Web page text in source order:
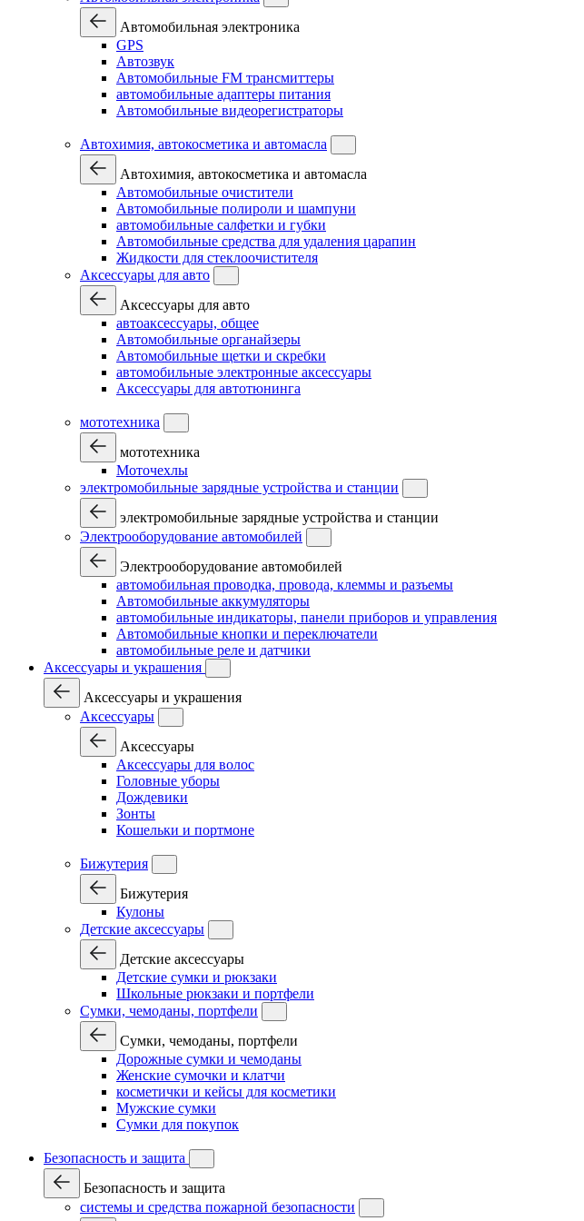
Автомобильная электроника
GPS
Автозвук
Автомобильные FM трансмиттеры
автомобильные адаптеры питания
Автомобильные видеорегистраторы
Автохимия, автокосметика и автомасла
Автохимия, автокосметика и автомасла
Автомобильные очистители
Автомобильные полироли и шампуни
автомобильные салфетки и губки
Автомобильные средства для удаления царапин
Жидкости для стеклоочистителя
Аксессуары для авто
Аксессуары для авто
автоаксессуары, общее
Автомобильные органайзеры
Автомобильные щетки и скребки
автомобильные электронные аксессуары
Аксессуары для автотюнинга
мототехника
мототехника
Моточехлы
электромобильные зарядные устройства и станции
электромобильные зарядные устройства и станции
Электрооборудование автомобилей
Электрооборудование автомобилей
автомобильная проводка, провода, клеммы и разъемы
Автомобильные аккумуляторы
автомобильные индикаторы, панели приборов и управления
Автомобильные кнопки и переключатели
автомобильные реле и датчики
Аксессуары и украшения
Аксессуары и украшения
Аксессуары
Аксессуары
Аксессуары для волос
Головные уборы
Дождевики
Зонты
Кошельки и портмоне
Бижутерия
Бижутерия
Кулоны
Детские аксессуары
Детские аксессуары
Детские сумки и рюкзаки
Школьные рюкзаки и портфели
Сумки, чемоданы, портфели
Сумки, чемоданы, портфели
Дорожные сумки и чемоданы
Женские сумочки и клатчи
косметички и кейсы для косметики
Мужские сумки
Сумки для покупок
Безопасность и защита
Безопасность и защита
системы и средства пожарной безопасности